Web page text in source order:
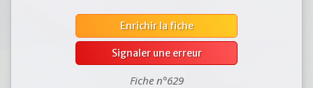
Enrichir la fiche
Signaler une erreur
Fiche n°629